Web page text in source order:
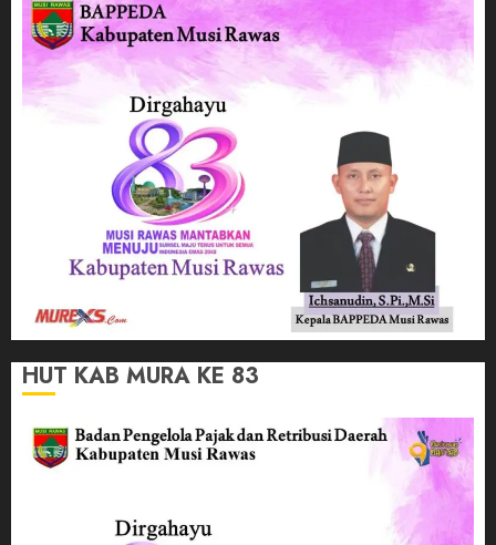
HUT KAB MURA KE 83